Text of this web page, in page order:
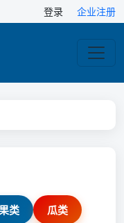
登录 企业注册
类 瓜类